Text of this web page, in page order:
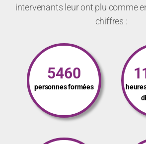
intervenants leur ont plu comme
chiffres :
5460
personnes formées